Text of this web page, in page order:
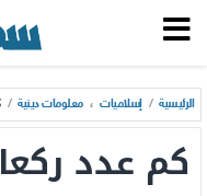
الرئيسية / إسلاميات ، معلومات دينية /
كم عدد